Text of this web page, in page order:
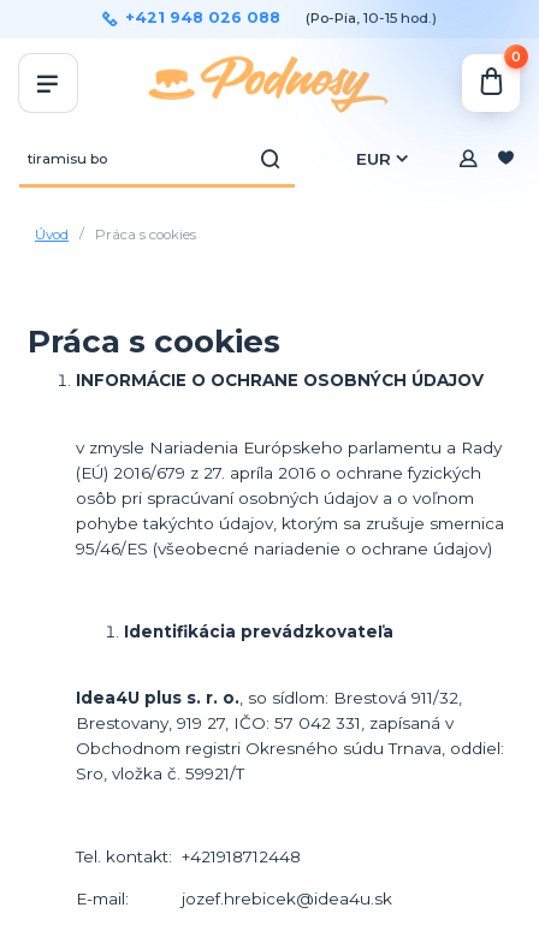
EUR
+421 948 026 088 (Po-Pia, 10-15 hod.)
0
Úvod Práca s cookies
Práca s cookies
INFORMÁCIE O OCHRANE OSOBNÝCH ÚDAJOV
v zmysle Nariadenia Európskeho parlamentu a Rady
(EÚ) 2016/679 z 27. apríla 2016 o ochrane fyzických
osôb pri spracúvaní osobných údajov a o voľnom
pohybe takýchto údajov, ktorým sa zrušuje smernica
95/46/ES (všeobecné nariadenie o ochrane údajov)
Identifikácia prevádzkovateľa
Idea4U plus s. r. o. , so sídlom: Brestová 911/32,
Brestovany, 919 27, IČO: 57 042 331, zapísaná v
Obchodnom registri Okresného súdu Trnava, oddiel:
Sro, vložka č. 59921/T
Tel. kontakt: +421918712448
E-mail: jozef.hrebicek@idea4u.sk